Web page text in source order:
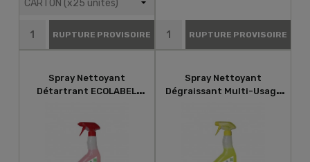
RUPTURE PROVISOIRE RUPTURE PROVISOIRE
Spray Nettoyant
Détartrant ECOLABEL
Spray Nettoyant
Dégraissant Multi-Usage